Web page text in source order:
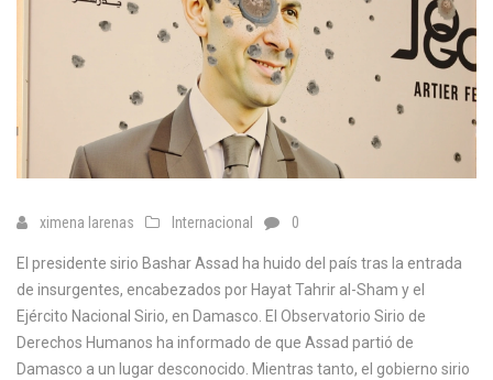
ximena larenas Internacional 0
El presidente sirio Bashar Assad ha huido del país tras la entrada
de insurgentes, encabezados por Hayat Tahrir al-Sham y el
Ejército Nacional Sirio, en Damasco. El Observatorio Sirio de
Derechos Humanos ha informado de que Assad partió de
Damasco a un lugar desconocido. Mientras tanto, el gobierno sirio